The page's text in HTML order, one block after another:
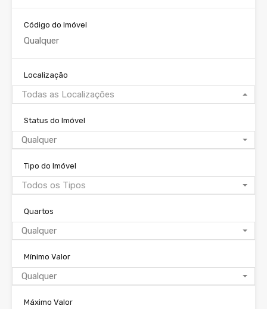
Código do Imóvel
Localização
Todas as Localizações
Status do Imóvel
Qualquer
Tipo do Imóvel
Todos os Tipos
Quartos
Qualquer
Mínimo Valor
Qualquer
Máximo Valor